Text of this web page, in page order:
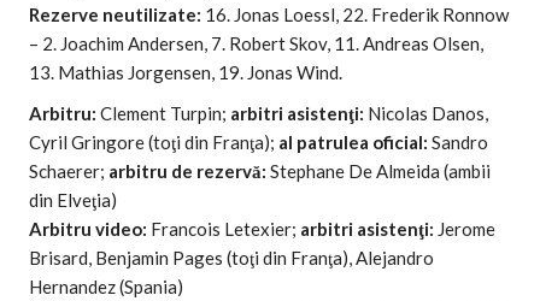
Rezerve neutilizate: 16. Jonas Loessl, 22. Frederik Ronnow
– 2. Joachim Andersen, 7. Robert Skov, 11. Andreas Olsen,
13. Mathias Jorgensen, 19. Jonas Wind.
Arbitru: Clement Turpin; arbitri asistenţi: Nicolas Danos,
Cyril Gringore (toţi din Franţa); al patrulea oficial: Sandro
Schaerer; arbitru de rezervă: Stephane De Almeida (ambii
din Elveţia)
Arbitru video: Francois Letexier; arbitri asistenţi: Jerome
Brisard, Benjamin Pages (toţi din Franţa), Alejandro
Hernandez (Spania)